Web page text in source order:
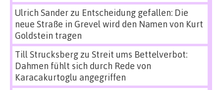
Ulrich Sanderzu Entscheidung gefallen: Die
neue Straße in Grevel wird den Namen von Kurt
Goldstein tragen
Till Strucksbergzu Streit ums Bettelverbot:
Dahmen fühlt sich durch Rede von
Karacakurtoglu angegriffen